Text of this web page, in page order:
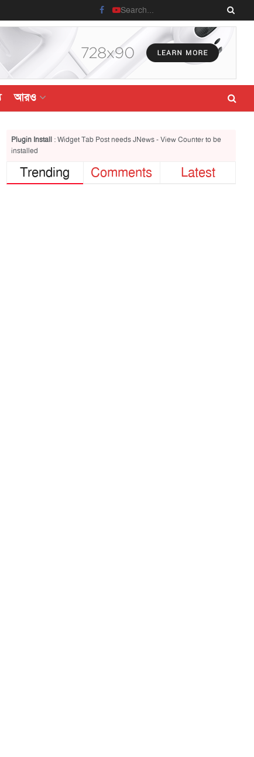
আরও
Plugin Install: Widget Tab Post needs JNews - View Counter to be
installed
Trending Comments Latest